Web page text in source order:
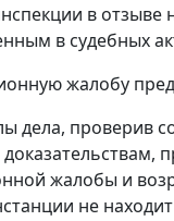
в
в судебных
жалобу
дела, проверив
жалобы и
не